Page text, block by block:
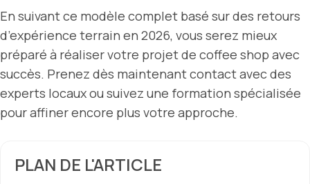
En suivant ce modèle complet basé sur des retours
d’expérience terrain en 2026, vous serez mieux
préparé à réaliser votre projet de coffee shop avec
succès. Prenez dès maintenant contact avec des
experts locaux ou suivez une formation spécialisée
pour affiner encore plus votre approche.
PLAN DE L'ARTICLE